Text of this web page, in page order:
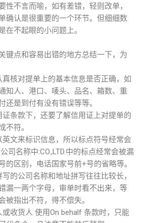
性不言而喻，如有差错，轻则改单，
确认是很重要的一个环节。但细细数
在不起眼的小问题上。
键点和容易出错的地方总结一下，为
核对提单上的基本信息是否正确，如
知人、港口、唛头、品名、箱数、重
还是到付有没有错误等等。
条款下，还要了解信用证上对提单的
不符。
文来标识信息，所以标点符号经常会
司名称中:CO.,LTD.中的标点经常会被漏
的区别，电话国家号前+号的省略等。
的公司名称和地址拼写往往比较长，
漏一两个字母，审单时看不出来，等
被指出不符，得不偿失。
收货人 使用On behalf 条款时，只能